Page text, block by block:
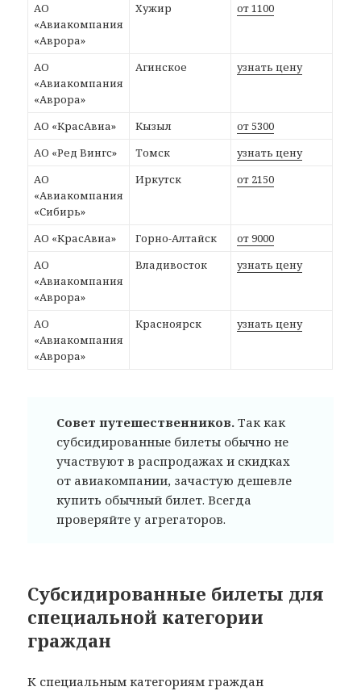
АО
«Авиакомпания
«Аврора»
Хужир от 1100
АО
«Авиакомпания
«Аврора»
Агинское узнать цену
АО «КрасАвиа» Кызыл
от 5300
АО «Ред Вингс»
Томск
узнать цену
АО
«Авиакомпания
«Сибирь»
Иркутск от 2150
АО «КрасАвиа» Горно-Алтайск
от 9000
АО
«Авиакомпания
«Аврора»
Владивосток узнать цену
АО
«Авиакомпания
«Аврора»
Красноярск узнать цену
Совет путешественников.Так как
субсидированные билеты обычно не
участвуют в распродажах и скидках
от авиакомпании, зачастую дешевле
купить обычный билет. Всегда
проверяйте у агрегаторов.
Субсидированные билеты для
специальной категории
граждан
К специальным категориям граждан